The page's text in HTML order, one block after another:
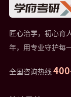
匠心治学，初心育
年，用专业守护每
全国咨询热线